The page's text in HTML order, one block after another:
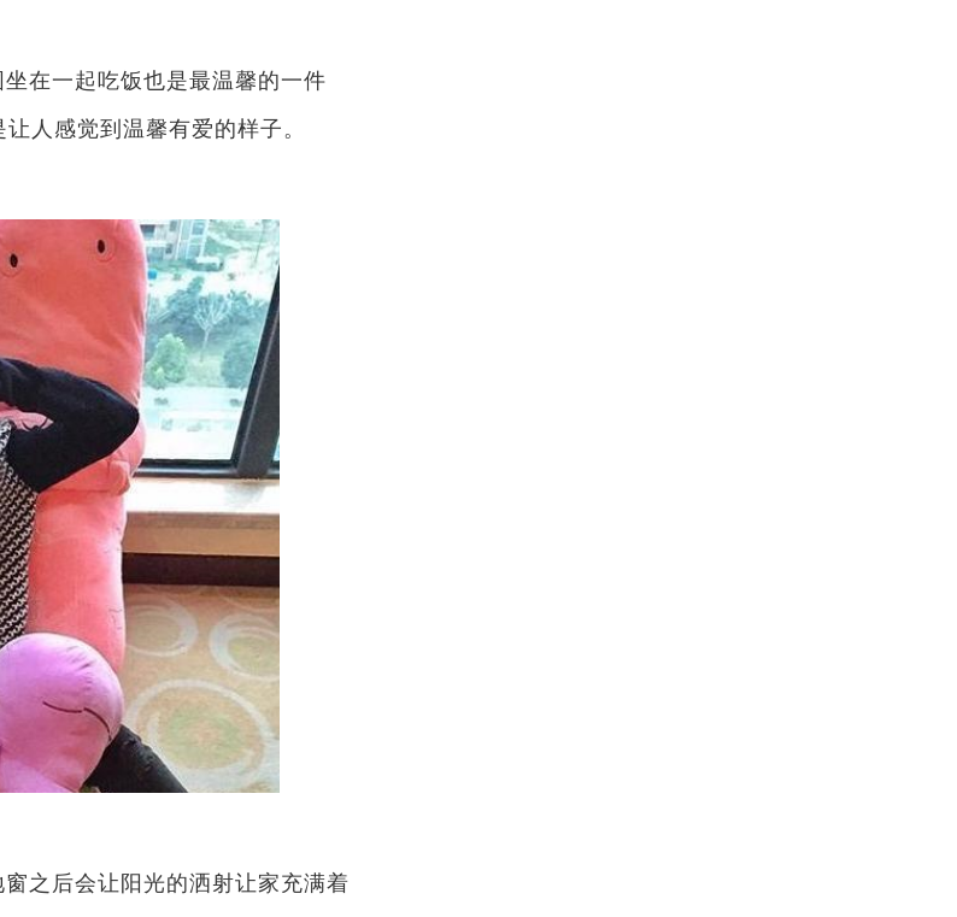
在一起吃饭也是最温馨的一件
人感觉到温馨有爱的样子。
之后会让阳光的洒射让家充满着